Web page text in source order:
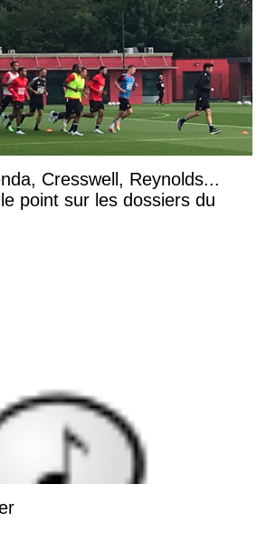
Cresswell, Reynolds...
point sur les dossiers du